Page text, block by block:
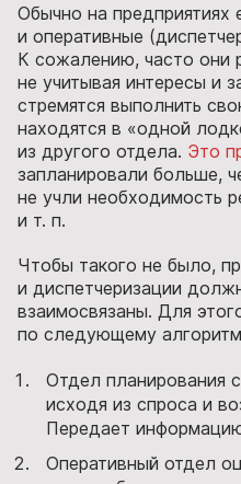
Обычно на предприятиях
и оперативные
К сожалению, часто они
не учитывая интересы и
стремятся выполнить
находятся в «одной
из другого отдела. Это
запланировали больше,
не учли необходимость
и т. п.
Чтобы такого не было,
и диспетчеризации
взаимосвязаны. Для
по следующему
Отдел планирования
исходя из спроса и
Передает
Оперативный отдел